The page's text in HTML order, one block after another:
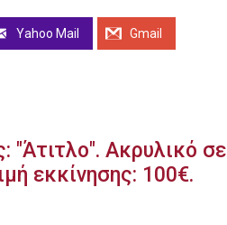
Yahoo Mail Gmail
"Άτιτλο". Ακρυλικό σε
εκκίνησης: 100€.